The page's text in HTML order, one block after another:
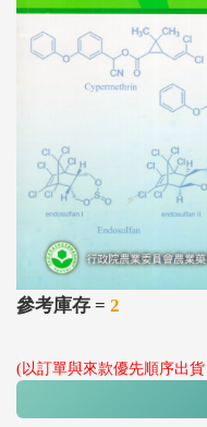
參考庫存 = 2
(以訂單與來款優先順序出